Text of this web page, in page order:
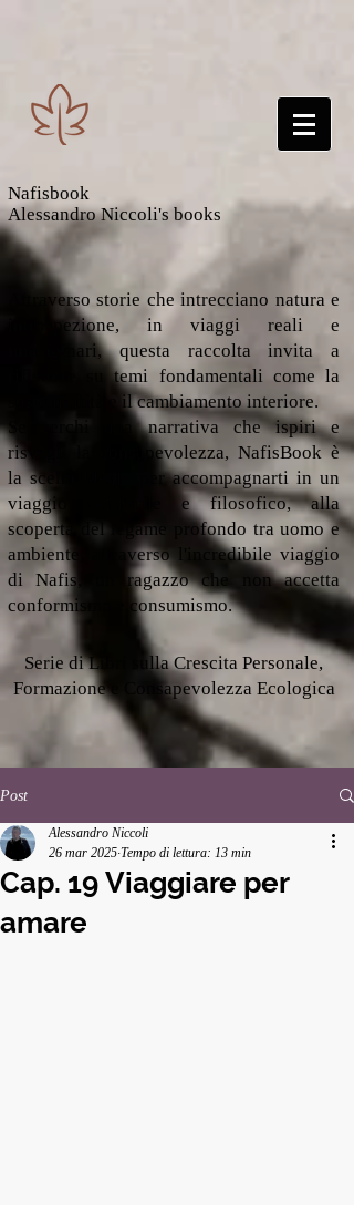
Nafisbook
Alessandro Niccoli's books
Attraverso storie che intrecciano natura e
introspezione, in viaggi reali e
immaginari, questa raccolta invita a
riflettere su temi fondamentali come la
sostenibilità e il cambiamento interiore.
Se cerchi una narrativa che ispiri e
risvegli la consapevolezza, NafisBook è
la scelta ideale per accompagnarti in un
viaggio spirituale e filosofico, alla
scoperta del legame profondo tra uomo e
ambiente, attraverso l'incredibile viaggio
di Nafis, un ragazzo che non accetta
conformismo e consumismo.
Serie di Libri sulla Crescita Personale,
Formazione e Consapevolezza Ecologica
Post
Cap. 19 Viaggiare per
amare
Alessandro Niccoli
26 mar 2025 Tempo di lettura: 13 min